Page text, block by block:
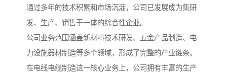
通过多年的技术积累和市场沉淀，公司已发展成为集研
发、生产、销售于一体的综合性企业。
公司业务范围涵盖新材料技术研发、五金产品制造、电
力设施器材制造等多个领域，形成了完整的产业链条。
在电线电缆制造这一核心业务上，公司拥有丰富的生产